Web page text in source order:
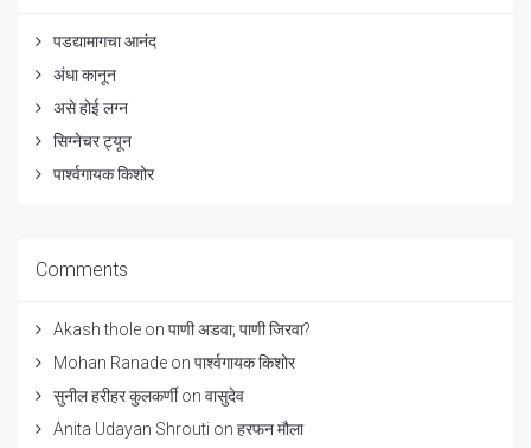
पडद्यामागचा आनंद
अंधा कानून
असे होई लग्न
सिग्नेचर ट्यून
पार्श्वगायक किशोर
Comments
Akash thole on पाणी अडवा; पाणी जिरवा?
Mohan Ranade on पार्श्वगायक किशोर
सुनील हरीहर कुलकर्णीon वासुदेव
Anita Udayan Shrouti on हरफन मौला